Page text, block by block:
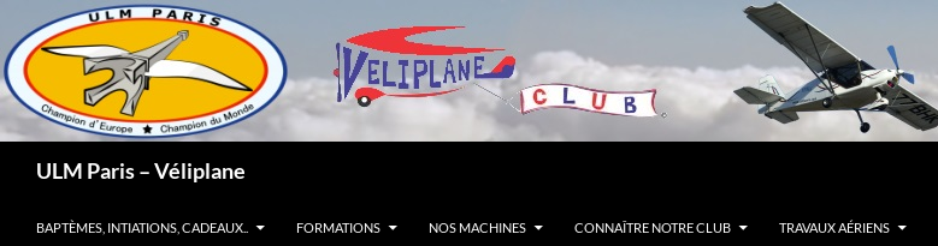
ULM Paris – Véliplane
BAPTÈMES, INTIATIONS, CADEAUX..
FORMATIONS NOS MACHINES CONNAÎTRE NOTRE CLUB TRAVAUX AÉRIENS